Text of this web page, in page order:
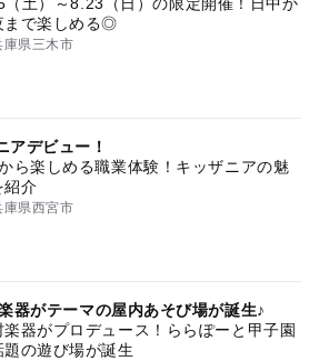
（土）～8.23（日）の限定開催！日中か
まで楽しめる◎
庫県三木市
アデビュー！
ら楽しめる職業体験！キッザニアの魅
紹介
庫県西宮市
器がテーマの屋内あそび場が誕生♪
楽器がプロデュース！ららぽーと甲子園
題の遊び場が誕生